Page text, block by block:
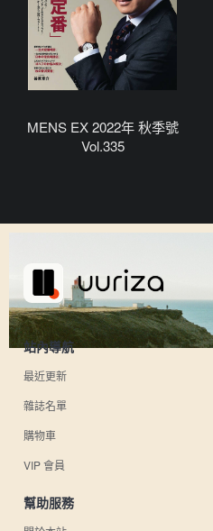
MENS EX 2022年 秋季號
Vol.335
站內導航
最近更新
雜誌名單
購物車
VIP 會員
幫助服務